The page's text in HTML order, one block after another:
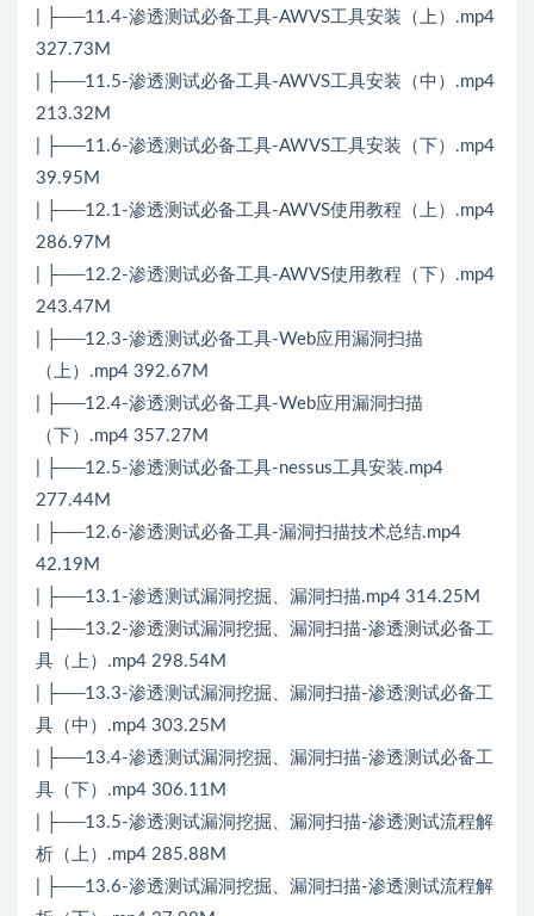
| ├──11.4-渗透测试必备工具-AWVS工具安装（上）.mp4
327.73M
| ├──11.5-渗透测试必备工具-AWVS工具安装（中）.mp4
213.32M
| ├──11.6-渗透测试必备工具-AWVS工具安装（下）.mp4
39.95M
| ├──12.1-渗透测试必备工具-AWVS使用教程（上）.mp4
286.97M
| ├──12.2-渗透测试必备工具-AWVS使用教程（下）.mp4
243.47M
| ├──12.3-渗透测试必备工具-Web应用漏洞扫描
（上）.mp4 392.67M
| ├──12.4-渗透测试必备工具-Web应用漏洞扫描
（下）.mp4 357.27M
| ├──12.5-渗透测试必备工具-nessus工具安装.mp4
277.44M
| ├──12.6-渗透测试必备工具-漏洞扫描技术总结.mp4
42.19M
| ├──13.1-渗透测试漏洞挖掘、漏洞扫描.mp4 314.25M
| ├──13.2-渗透测试漏洞挖掘、漏洞扫描-渗透测试必备工
具（上）.mp4 298.54M
| ├──13.3-渗透测试漏洞挖掘、漏洞扫描-渗透测试必备工
具（中）.mp4 303.25M
| ├──13.4-渗透测试漏洞挖掘、漏洞扫描-渗透测试必备工
具（下）.mp4 306.11M
| ├──13.5-渗透测试漏洞挖掘、漏洞扫描-渗透测试流程解
析（上）.mp4 285.88M
| ├──13.6-渗透测试漏洞挖掘、漏洞扫描-渗透测试流程解